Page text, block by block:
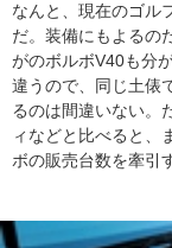
なんと、現在のゴル
だ。装備にもよるの
がのボルボV40も分
違うので、同じ土俵
るのは間違いない。
ィなどと比べると、
ボの販売台数を牽引